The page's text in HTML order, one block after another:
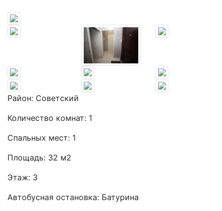
Район: Советский
Количество комнат: 1
Спальных мест: 1
Площадь: 32 м2
Этаж: 3
Автобусная остановка: Батурина